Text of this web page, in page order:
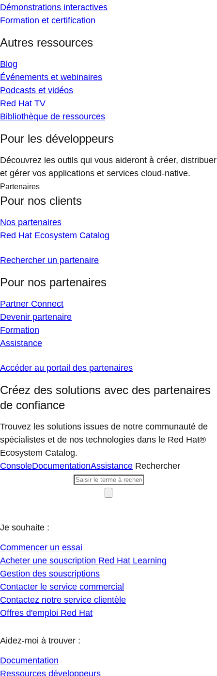
Démonstrations interactives
Formation et certification
Autres ressources
Blog
Événements et webinaires
Podcasts et vidéos
Red Hat TV
Bibliothèque de ressources
Pour les développeurs
Découvrez les outils qui vous aideront à créer, distribuer
et gérer vos applications et services cloud-native.
Partenaires
Pour nos clients
Nos partenaires
Red Hat Ecosystem Catalog
Rechercher un partenaire
Pour nos partenaires
Partner Connect
Devenir partenaire
Formation
Assistance
Accéder au portail des partenaires
Créez des solutions avec des partenaires
de confiance
Trouvez les solutions issues de notre communauté de
spécialistes et de nos technologies dans le Red Hat®
Ecosystem Catalog.
ConsoleDocumentationAssistance Rechercher
Je souhaite :
Commencer un essai
Acheter une souscription Red Hat Learning
Gestion des souscriptions
Contacter le service commercial
Contactez notre service clientèle
Offres d'emploi Red Hat
Aidez-moi à trouver :
Documentation
Ressources développeurs